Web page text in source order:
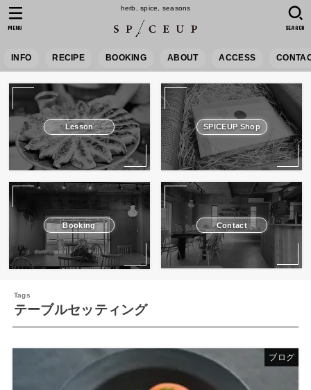
herb, spice, seasons
INFO RECIPE BOOKING ABOUT ACCESS
SEARCH
MENU
Lesson SPICEUP Shop
Booking Contact
テーブルセッティング
ブログ